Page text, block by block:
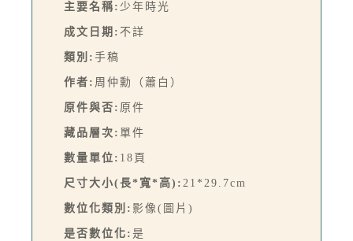
主要名稱: 少年時光
成文日期: 不詳
類別: 手稿
作者: 周仲勳（蕭白）
原件與否: 原件
藏品層次: 單件
數量單位: 18頁
尺寸大小(長*寬*高): 21*29.7cm
數位化類別: 影像(圖片)
是否數位化: 是